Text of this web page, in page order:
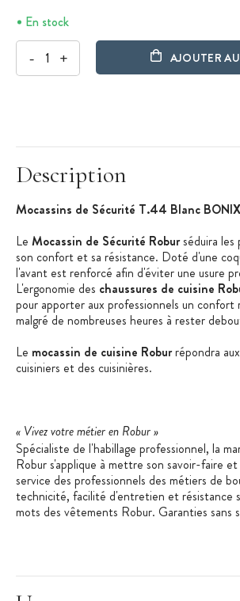
En stock
- + AJOUTER
Description
Mocassins de Sécurité T.44 Blanc
Le Mocassin de Sécurité Roburséduira les
son confort et sa résistance. Doté d'une
l'avant est renforcé afin d'éviter une usure
L'ergonomie des chaussures de cuisine
pour apporter aux professionnels un confort
malgré de nombreuses heures à rester
Le mocassin de cuisine Roburrépondra
cuisiniers et des cuisinières.
« Vivez votre métier en Robur »
Spécialiste de l'habillage professionnel, la
Robur s'applique à mettre son savoir-faire
service des professionnels des métiers de
technicité, facilité d'entretien et résistance
mots des vêtements Robur. Garanties sans